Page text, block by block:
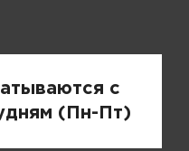
с
(Пн-Пт)